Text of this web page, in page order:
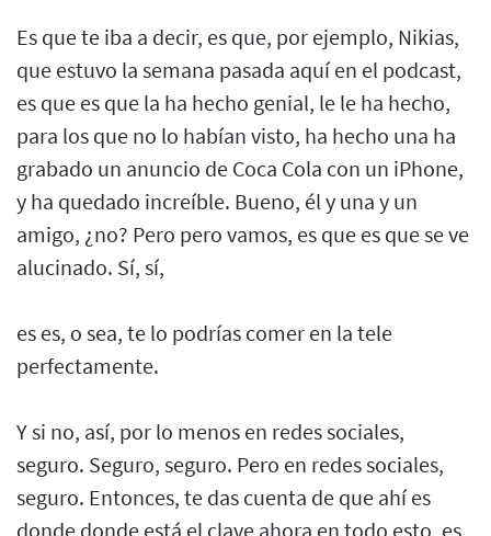
Es que te iba a decir, es que, por ejemplo, Nikias,
que estuvo la semana pasada aquí en el podcast,
es que es que la ha hecho genial, le le ha hecho,
para los que no lo habían visto, ha hecho una ha
grabado un anuncio de Coca Cola con un iPhone,
y ha quedado increíble. Bueno, él y una y un
amigo, ¿no? Pero pero vamos, es que es que se ve
alucinado. Sí, sí,
es es, o sea, te lo podrías comer en la tele
perfectamente.
Y si no, así, por lo menos en redes sociales,
seguro. Seguro, seguro. Pero en redes sociales,
seguro. Entonces, te das cuenta de que ahí es
donde donde está el clave ahora en todo esto, es